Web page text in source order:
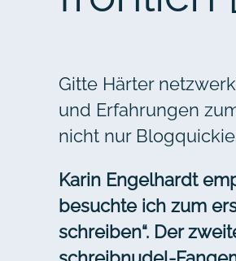
Gitte Härter
und Erfahrungen
nicht nur
Karin Engelhardt
besuchte ich zum
schreiben“. Der